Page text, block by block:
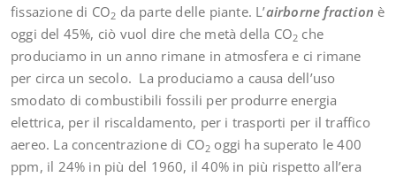
fissazione di CO2 da parte delle piante. L’airborne fraction è
oggi del 45%, ciò vuol dire che metà della CO2 che
produciamo in un anno rimane in atmosfera e ci rimane
per circa un secolo. La produciamo a causa dell’uso
smodato di combustibili fossili per produrre energia
elettrica, per il riscaldamento, per i trasporti per il traffico
aereo. La concentrazione di CO2 oggi ha superato le 400
ppm, il 24% in più del 1960, il 40% in più rispetto all’era